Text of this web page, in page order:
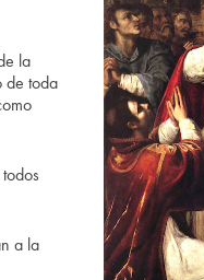
la
de toda
a la